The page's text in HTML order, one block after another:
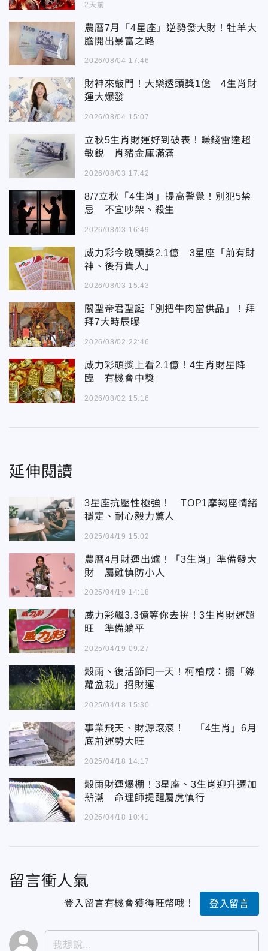
2天前
農曆7月「4星座」逆勢發大財！牡羊大
膽開出暴富之路
2026/08/04 17:46
財神來敲門！大樂透頭獎1億 4生肖財
運大爆發
2026/08/04 15:07
立秋5生肖財運好到破表！賺錢雷達超
敏銳 肖豬金庫滿滿
2026/08/03 17:42
8/7立秋「4生肖」提高警覺！別犯5禁
忌 不宜吵架、殺生
2026/08/03 16:49
威力彩今晚頭獎2.1億 3星座「前有財
神、後有貴人」
2026/08/03 15:43
關聖帝君聖誕「別把牛肉當供品」！拜
拜7大時辰曝
2026/08/02 22:46
威力彩頭獎上看2.1億！4生肖財星降
臨 有機會中獎
2026/08/02 15:16
延伸閱讀
3星座抗壓性極強！ TOP1摩羯座情緒
穩定、耐心毅力驚人
2025/04/19 15:02
農曆4月財運出爐！「3生肖」準備發大
財 屬雞慎防小人
2025/04/19 14:18
威力彩飆3.3億等你去拚！3生肖財運超
旺 準備躺平
2025/04/19 09:27
穀雨、復活節同一天！柯柏成：擺「綠
蘿盆栽」招財運
2025/04/18 15:30
事業飛天、財源滾滾！ 「4生肖」6月
底前運勢大旺
2025/04/18 14:17
穀雨財運爆棚！3星座、3生肖迎升遷加
薪潮 命理師提醒屬虎慎行
2025/04/18 10:41
留言衝人氣
登入留言有機會獲得旺幣哦！ 登入留言